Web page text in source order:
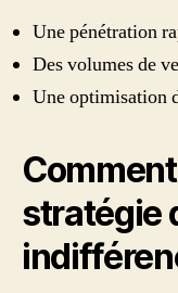
Une pénétration
Des volumes de
Une optimisation
stratégie